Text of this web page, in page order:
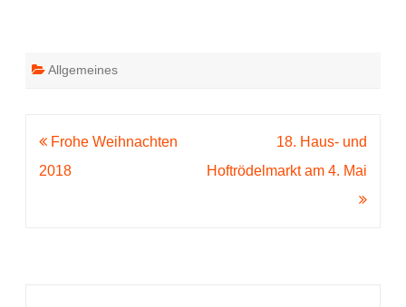
Allgemeines
Beitragsnavigation
Frohe Weihnachten
2018
18. Haus- und
Hoftrödelmarkt am 4. Mai